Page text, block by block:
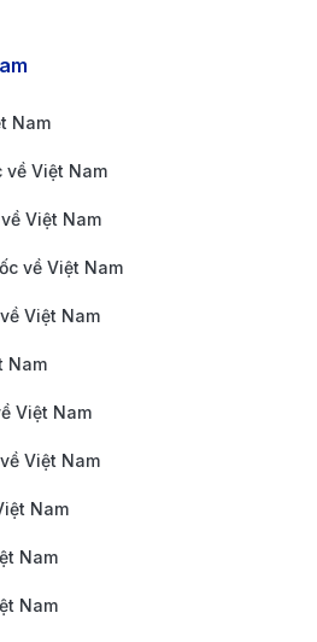
vì vậy chúng tôi luôn lắng
đặt vé rõ ràng, thuận tiện và
trình Hà Nội đi Paris.
về Paris - Kinh đô
thế giới
tiếng thế giới luôn gợi lên
vừa huyền ảo đối với mỗi du
công phủ đầy hoa và các
vẻ đẹp vượt thời gian. Dạo
người ta dễ dàng cảm nhận
quyện cùng nhịp sống hiện
Nam
về Việt Nam
Việt Nam
về Việt Nam
Việt Nam
Nam
Việt Nam
Việt Nam
Nam
Nam
Nam